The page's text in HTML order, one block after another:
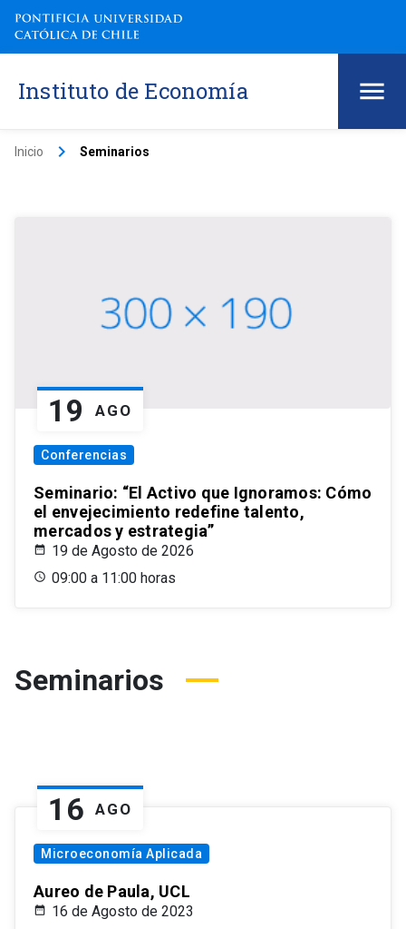
Instituto de Economía
Inicio keyboard_arrow_right Seminarios
19 AGO
Conferencias
Seminario: “El Activo que Ignoramos: Cómo
el envejecimiento redefine talento,
mercados y estrategia”
19 de Agosto de 2026
09:00 a 11:00 horas
Seminarios
16 AGO
Microeconomía Aplicada
Aureo de Paula, UCL
16 de Agosto de 2023